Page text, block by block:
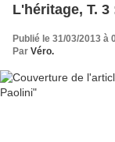
L'héritage, T.
Publié le 31/03/2013 à
Par Véro.